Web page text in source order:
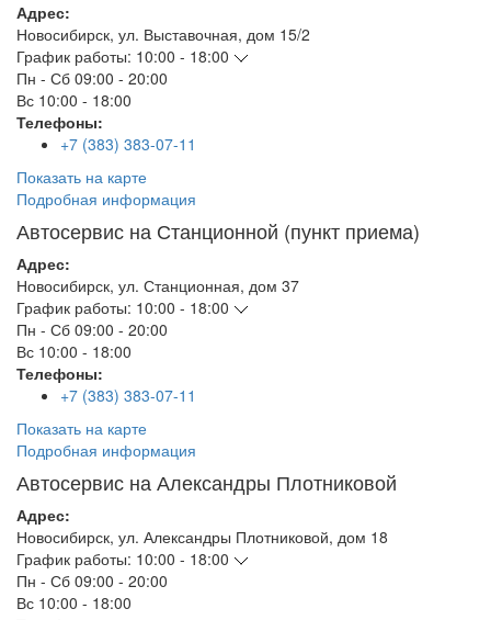
Адрес:
Новосибирск, ул. Выставочная, дом 15/2
График работы: 10:00 - 18:00
Пн - Сб 09:00 - 20:00
Вс 10:00 - 18:00
Телефоны:
+7 (383) 383-07-11
Показать на карте
Подробная информация
Автосервис на Станционной (пункт приема)
Адрес:
Новосибирск, ул. Станционная, дом 37
График работы: 10:00 - 18:00
Пн - Сб 09:00 - 20:00
Вс 10:00 - 18:00
Телефоны:
+7 (383) 383-07-11
Показать на карте
Подробная информация
Автосервис на Александры Плотниковой
Адрес:
Новосибирск, ул. Александры Плотниковой, дом 18
График работы: 10:00 - 18:00
Пн - Сб 09:00 - 20:00
Вс 10:00 - 18:00